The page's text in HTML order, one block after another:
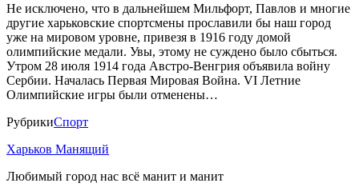
Не исключено, что в дальнейшем Мильфорт, Павлов и многие
другие харьковские спортсмены прославили бы наш город
уже на мировом уровне, привезя в 1916 году домой
олимпийские медали. Увы, этому не суждено было сбыться.
Утром 28 июля 1914 года Австро-Венгрия объявила войну
Сербии. Началась Первая Мировая Война. VI Летние
Олимпийские игры были отменены…
РубрикиСпорт
Харьков Манящий
Любимый город нас всё манит и манит